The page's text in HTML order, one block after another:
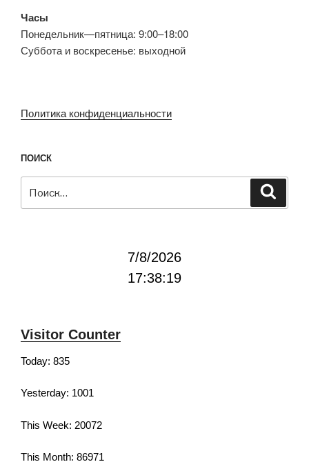
Часы
Понедельник—пятница: 9:00–18:00
Суббота и воскресенье: выходной
Политика конфиденциальности
ПОИСК
7/8/2026
17:38:20
Visitor Counter
Today: 835
Yesterday: 1001
This Week: 20072
This Month: 86971